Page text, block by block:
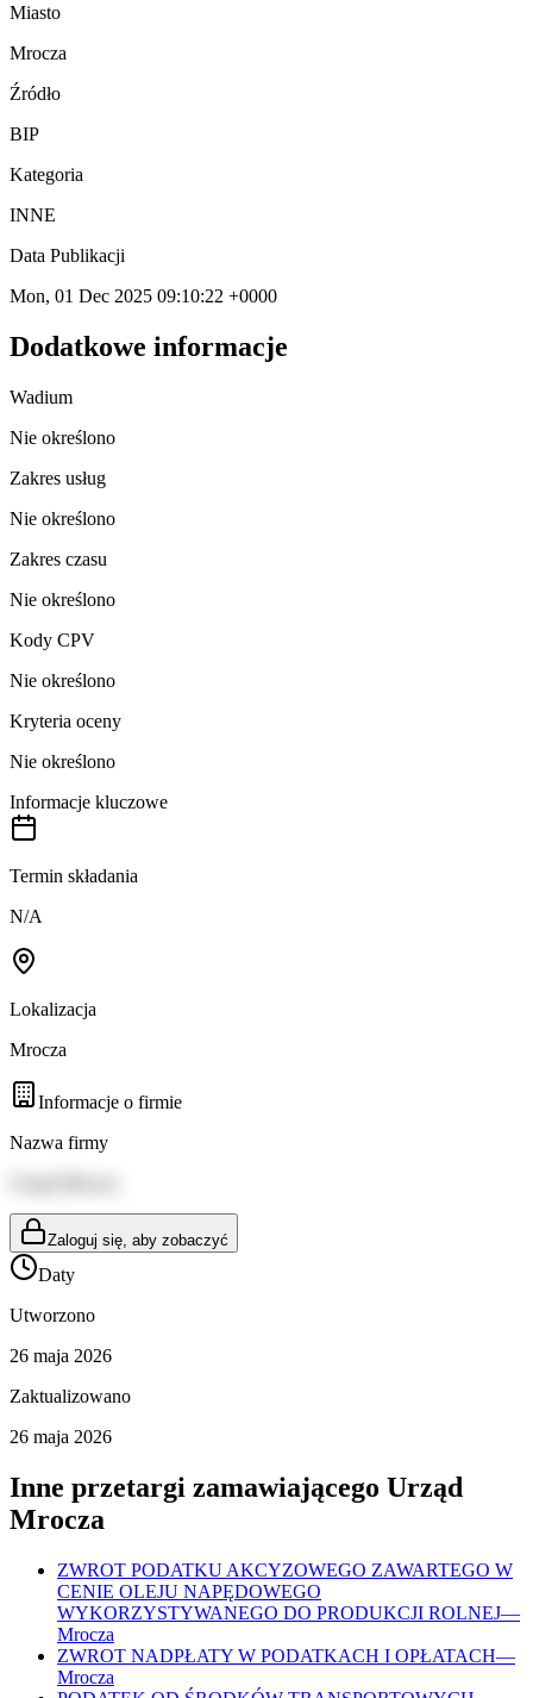
Miasto
Mrocza
Źródło
BIP
Kategoria
INNE
Data Publikacji
Mon, 01 Dec 2025 09:10:22 +0000
Dodatkowe informacje
Wadium
Nie określono
Zakres usług
Nie określono
Zakres czasu
Nie określono
Kody CPV
Nie określono
Kryteria oceny
Nie określono
Informacje kluczowe
Termin składania
N/A
Lokalizacja
Mrocza
Informacje o firmie
Nazwa firmy
Zaloguj się, aby zobaczyć
Daty
Utworzono
26 maja 2026
Zaktualizowano
26 maja 2026
Inne przetargi zamawiającego Urząd
Mrocza
ZWROT PODATKU AKCYZOWEGO ZAWARTEGO W
CENIE OLEJU NAPĘDOWEGO
WYKORZYSTYWANEGO DO PRODUKCJI ROLNEJ—
Mrocza
ZWROT NADPŁATY W PODATKACH I OPŁATACH—
Mrocza